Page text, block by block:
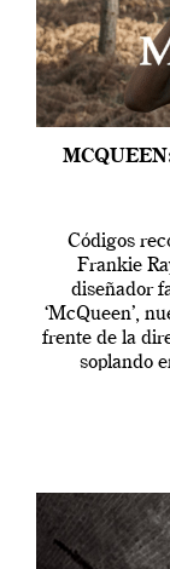
Códigos
Frankie
diseñador
‘McQueen’,
frente de la
soplando